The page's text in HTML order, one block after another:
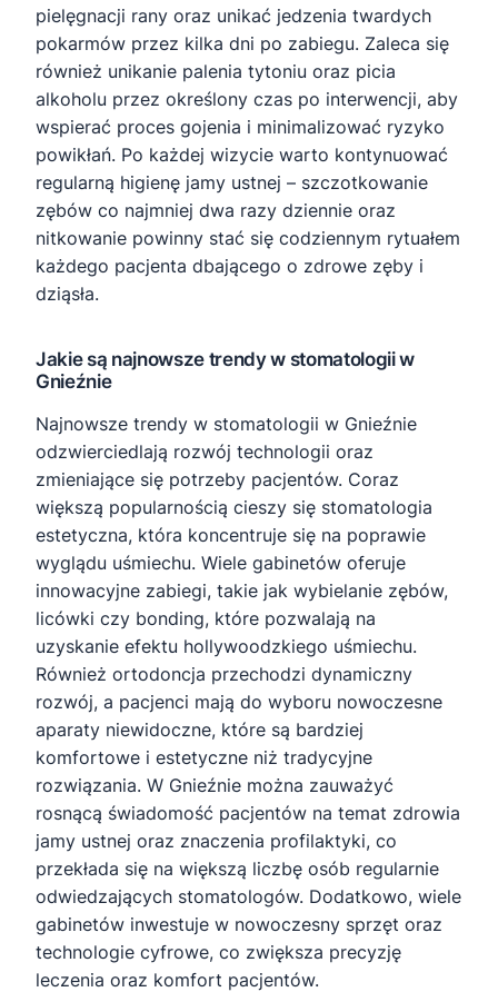
pielęgnacji rany oraz unikać jedzenia twardych
pokarmów przez kilka dni po zabiegu. Zaleca się
również unikanie palenia tytoniu oraz picia
alkoholu przez określony czas po interwencji, aby
wspierać proces gojenia i minimalizować ryzyko
powikłań. Po każdej wizycie warto kontynuować
regularną higienę jamy ustnej – szczotkowanie
zębów co najmniej dwa razy dziennie oraz
nitkowanie powinny stać się codziennym rytuałem
każdego pacjenta dbającego o zdrowe zęby i
dziąsła.
Jakie są najnowsze trendy w stomatologii w
Gnieźnie
Najnowsze trendy w stomatologii w Gnieźnie
odzwierciedlają rozwój technologii oraz
zmieniające się potrzeby pacjentów. Coraz
większą popularnością cieszy się stomatologia
estetyczna, która koncentruje się na poprawie
wyglądu uśmiechu. Wiele gabinetów oferuje
innowacyjne zabiegi, takie jak wybielanie zębów,
licówki czy bonding, które pozwalają na
uzyskanie efektu hollywoodzkiego uśmiechu.
Również ortodoncja przechodzi dynamiczny
rozwój, a pacjenci mają do wyboru nowoczesne
aparaty niewidoczne, które są bardziej
komfortowe i estetyczne niż tradycyjne
rozwiązania. W Gnieźnie można zauważyć
rosnącą świadomość pacjentów na temat zdrowia
jamy ustnej oraz znaczenia profilaktyki, co
przekłada się na większą liczbę osób regularnie
odwiedzających stomatologów. Dodatkowo, wiele
gabinetów inwestuje w nowoczesny sprzęt oraz
technologie cyfrowe, co zwiększa precyzję
leczenia oraz komfort pacjentów.